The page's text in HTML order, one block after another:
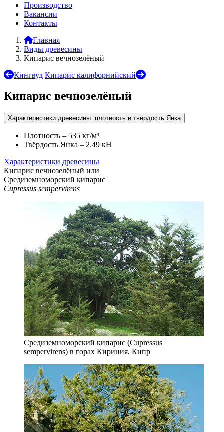
Производство
Вакансии
Контакты
Главная
Виды древесины
Кипарис вечнозелёный
Кингвуд Кипарис калифорнийский
Кипарис вечнозелёный
Характеристики древесины: плотность и твёрдость Янка
Плотность – 535 кг/м³
Твёрдость Янка – 2.49 кН
Характеристики древесины
Кипарис вечнозелёный или
Средиземноморский кипарис
Cupressus sempervirens
Средиземноморский кипарис (Cupressus
sempervirens) в горах Кириния, Кипр